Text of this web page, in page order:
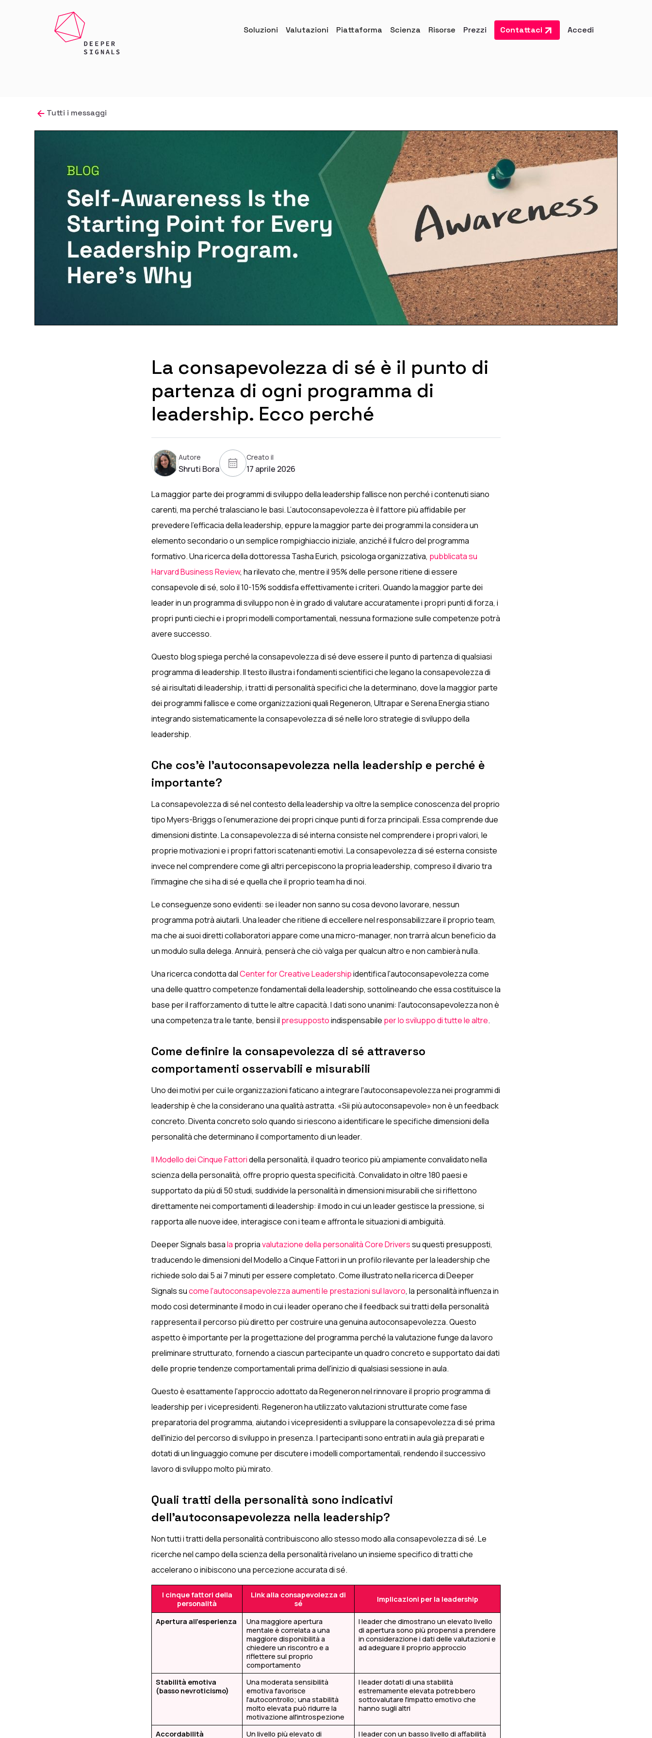
Soluzioni Valutazioni Piattaforma Scienza Risorse Prezzi Contattaci Accedi
Tutti i messaggi
La consapevolezza di sé è il punto di
partenza di ogni programma di
leadership. Ecco perché
Autore
Shruti Bora
Creato il
17 aprile 2026
La maggior parte dei programmi di sviluppo della leadership fallisce non perché i contenuti siano
carenti, ma perché tralasciano le basi. L’autoconsapevolezza è il fattore più affidabile per
prevedere l’efficacia della leadership, eppure la maggior parte dei programmi la considera un
elemento secondario o un semplice rompighiaccio iniziale, anziché il fulcro del programma
formativo. Una ricerca della dottoressa Tasha Eurich, psicologa organizzativa, pubblicata su
Harvard Business Review, ha rilevato che, mentre il 95% delle persone ritiene di essere
consapevole di sé, solo il 10-15% soddisfa effettivamente i criteri. Quando la maggior parte dei
leader in un programma di sviluppo non è in grado di valutare accuratamente i propri punti di forza, i
propri punti ciechi e i propri modelli comportamentali, nessuna formazione sulle competenze potrà
avere successo.
Questo blog spiega perché la consapevolezza di sé deve essere il punto di partenza di qualsiasi
programma di leadership. Il testo illustra i fondamenti scientifici che legano la consapevolezza di
sé ai risultati di leadership, i tratti di personalità specifici che la determinano, dove la maggior parte
dei programmi fallisce e come organizzazioni quali Regeneron, Ultrapar e Serena Energia stiano
integrando sistematicamente la consapevolezza di sé nelle loro strategie di sviluppo della
leadership.
Che cos'è l'autoconsapevolezza nella leadership e perché è
importante?
La consapevolezza di sé nel contesto della leadership va oltre la semplice conoscenza del proprio
tipo Myers-Briggs o l'enumerazione dei propri cinque punti di forza principali. Essa comprende due
dimensioni distinte. La consapevolezza di sé interna consiste nel comprendere i propri valori, le
proprie motivazioni e i propri fattori scatenanti emotivi. La consapevolezza di sé esterna consiste
invece nel comprendere come gli altri percepiscono la propria leadership, compreso il divario tra
l'immagine che si ha di sé e quella che il proprio team ha di noi.
Le conseguenze sono evidenti: se i leader non sanno su cosa devono lavorare, nessun
programma potrà aiutarli. Una leader che ritiene di eccellere nel responsabilizzare il proprio team,
ma che ai suoi diretti collaboratori appare come una micro-manager, non trarrà alcun beneficio da
un modulo sulla delega. Annuirà, penserà che ciò valga per qualcun altro e non cambierà nulla.
Una ricerca condotta dalCenter for Creative Leadershipidentifica l'autoconsapevolezza come
una delle quattro competenze fondamentali della leadership, sottolineando che essa costituisce la
base per il rafforzamento di tutte le altre capacità. I dati sono unanimi: l'autoconsapevolezza non è
una competenza tra le tante, bensì il presuppostoindispensabile per lo sviluppo di tutte le altre.
Come definire la consapevolezza di sé attraverso
comportamenti osservabili e misurabili
Uno dei motivi per cui le organizzazioni faticano a integrare l'autoconsapevolezza nei programmi di
leadership è che la considerano una qualità astratta. «Sii più autoconsapevole» non è un feedback
concreto. Diventa concreto solo quando si riescono a identificare le specifiche dimensioni della
personalità che determinano il comportamento di un leader.
Il Modello dei Cinque Fattoridella personalità, il quadro teorico più ampiamente convalidato nella
scienza della personalità, offre proprio questa specificità. Convalidato in oltre 180 paesi e
supportato da più di 50 studi, suddivide la personalità in dimensioni misurabili che si riflettono
direttamente nei comportamenti di leadership: il modo in cui un leader gestisce la pressione, si
rapporta alle nuove idee, interagisce con i team e affronta le situazioni di ambiguità.
Deeper Signals basala propriavalutazione della personalità Core Driverssu questi presupposti,
traducendo le dimensioni del Modello a Cinque Fattori in un profilo rilevante per la leadership che
richiede solo dai 5 ai 7 minuti per essere completato. Come illustrato nella ricerca di Deeper
Signals sucome l'autoconsapevolezza aumenti le prestazioni sul lavoro, la personalità influenza in
modo così determinante il modo in cui i leader operano che il feedback sui tratti della personalità
rappresenta il percorso più diretto per costruire una genuina autoconsapevolezza. Questo
aspetto è importante per la progettazione del programma perché la valutazione funge da lavoro
preliminare strutturato, fornendo a ciascun partecipante un quadro concreto e supportato dai dati
delle proprie tendenze comportamentali prima dell'inizio di qualsiasi sessione in aula.
Questo è esattamente l'approccio adottato da Regeneron nel rinnovare il proprio programma di
leadership per i vicepresidenti. Regeneron ha utilizzato valutazioni strutturate come fase
preparatoria del programma, aiutando i vicepresidenti a sviluppare la consapevolezza di sé prima
dell'inizio del percorso di sviluppo in presenza. I partecipanti sono entrati in aula già preparati e
dotati di un linguaggio comune per discutere i modelli comportamentali, rendendo il successivo
lavoro di sviluppo molto più mirato.
Quali tratti della personalità sono indicativi
dell'autoconsapevolezza nella leadership?
Non tutti i tratti della personalità contribuiscono allo stesso modo alla consapevolezza di sé. Le
ricerche nel campo della scienza della personalità rivelano un insieme specifico di tratti che
accelerano o inibiscono una percezione accurata di sé.
I cinque fattori della
personalità
Link alla consapevolezza di
sé
Implicazioni per la leadership
Apertura all'esperienza
Una maggiore apertura
mentale è correlata a una
maggiore disponibilità a
chiedere un riscontro e a
riflettere sul proprio
comportamento
I leader che dimostrano un elevato livello
di apertura sono più propensi a prendere
in considerazione i dati delle valutazioni e
ad adeguare il proprio approccio
Stabilità emotiva
(basso nevroticismo)
Una moderata sensibilità
emotiva favorisce
l'autocontrollo; una stabilità
molto elevata può ridurre la
motivazione all'introspezione
I leader dotati di una stabilità
estremamente elevata potrebbero
sottovalutare l'impatto emotivo che
hanno sugli altri
Accordabilità
Un livello più elevato di
I leader con un basso livello di affabilità